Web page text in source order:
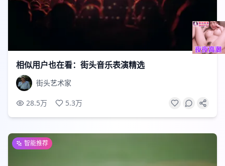
2:48
相似用户也在看：街头音乐表演精选
街头艺术家
28.5万 5.3万
智能推荐